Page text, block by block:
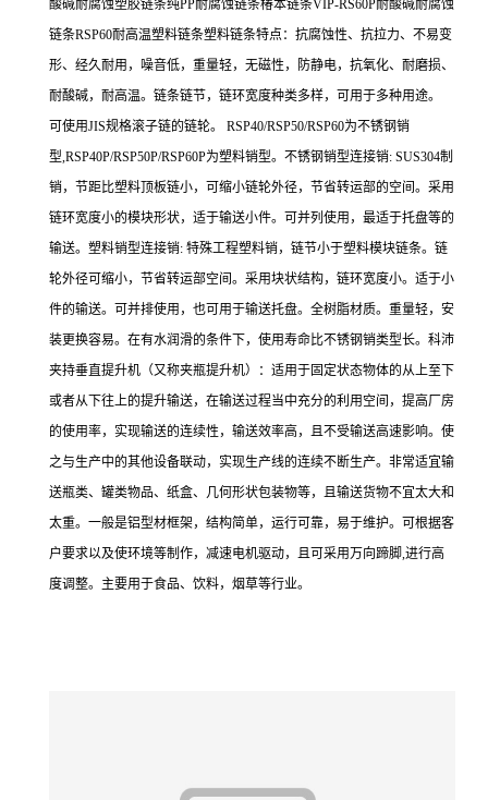
酸碱耐腐蚀塑胶链条纯PP耐腐蚀链条椿本链条VIP-RS60P耐酸碱耐腐蚀
链条RSP60耐高温塑料链条塑料链条特点：抗腐蚀性、抗拉力、不易变
形、经久耐用，噪音低，重量轻，无磁性，防静电，抗氧化、耐磨损、
耐酸碱，耐高温。 链条链节，链环宽度种类多样，可用于多种用途。
可使用JIS规格滚子链的链轮。 RSP40/RSP50/RSP60为不锈钢销
型,RSP40P/RSP50P/RSP60P为塑料销型。不锈钢销型连接销: SUS304制
销，节距比塑料顶板链小，可缩小链轮外径，节省转运部的空间。采用
链环宽度小的模块形状，适于输送小件。可并列使用，最适于托盘等的
输送。塑料销型连接销: 特殊工程塑料销，链节小于塑料模块链条。链
轮外径可缩小，节省转运部空间。采用块状结构，链环宽度小。适于小
件的输送。可并排使用，也可用于输送托盘。全树脂材质。重量轻，安
装更换容易。在有水润滑的条件下，使用寿命比不锈钢销类型长。科沛
夹持垂直提升机（又称夹瓶提升机）：适用于固定状态物体的从上至下
或者从下往上的提升输送，在输送过程当中充分的利用空间，提高厂房
的使用率，实现输送的连续性，输送效率高，且不受输送高速影响。使
之与生产中的其他设备联动，实现生产线的连续不断生产。非常适宜输
送瓶类、罐类物品、纸盒、几何形状包装物等，且输送货物不宜太大和
太重。一般是铝型材框架，结构简单，运行可靠，易于维护。可根据客
户要求以及使环境等制作，减速电机驱动，且可采用万向蹄脚,进行高
度调整。主要用于食品、饮料，烟草等行业。